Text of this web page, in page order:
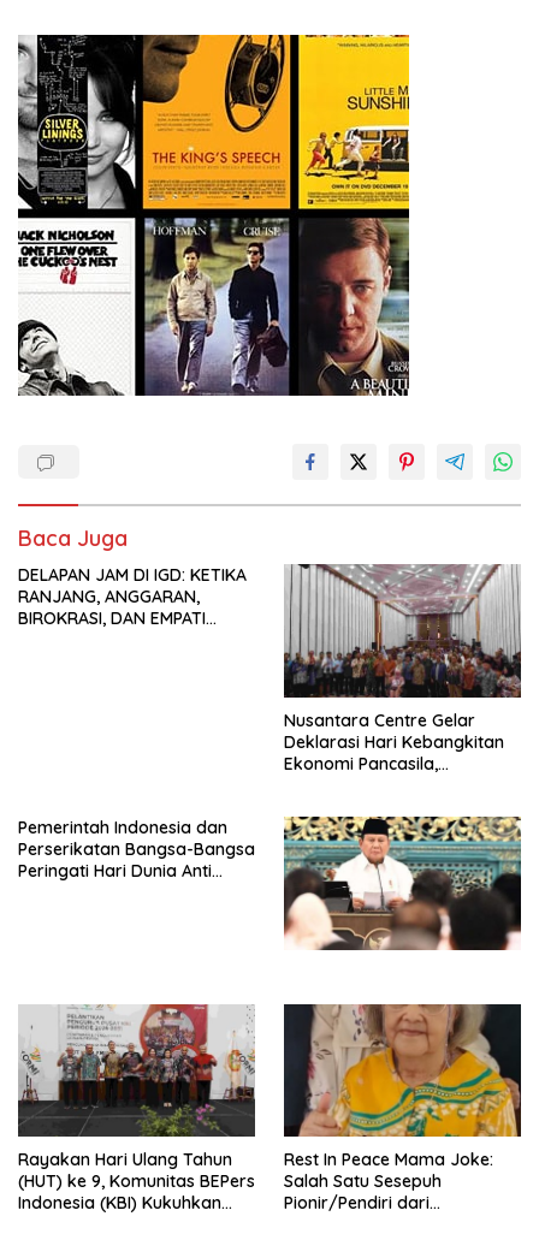
Baca Juga
DELAPAN JAM DI IGD: KETIKA
RANJANG, ANGGARAN,
BIROKRASI, DAN EMPATI
Nusantara Centre Gelar
Deklarasi Hari Kebangkitan
Ekonomi Pancasila,
Penjajahan (Pergolakan
Ekonomi Politik Indonesia) &
Simposium Nasional “Urgensi
Undang-Undang
Perekonomian Nasional dan
Kesejahteraan Sosial dalam
Pemerintah Indonesia dan
Perserikatan Bangsa-Bangsa
Peringati Hari Dunia Anti
Rayakan Hari Ulang Tahun
(HUT) ke 9, Komunitas BEPers
Indonesia (KBI) Kukuhkan
Rest In Peace Mama Joke:
Salah Satu Sesepuh
Pionir/Pendiri dari